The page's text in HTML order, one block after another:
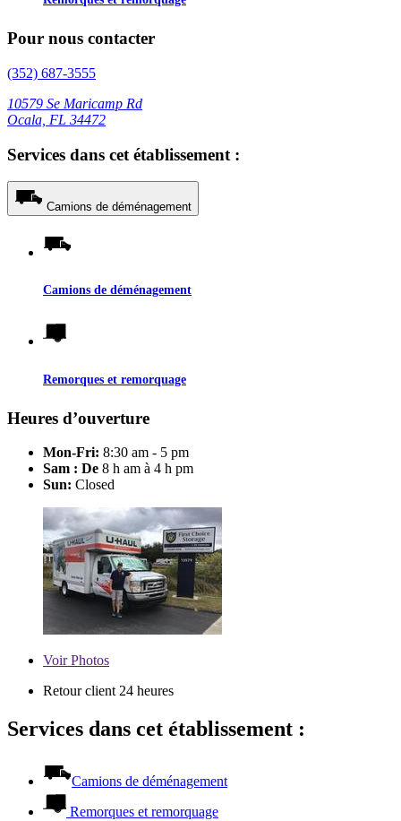
Pour nous contacter
(352) 687-3555
10579 Se Maricamp Rd
Ocala, FL 34472
Services dans cet établissement :
Camions de déménagement
Camions de déménagement
Remorques et remorquage
Heures d’ouverture
Mon-Fri: 8:30 am - 5 pm
Sam : De 8 h am à 4 h pm
Sun: Closed
VoirPhotos
Retour client 24 heures
Services dans cet établissement :
Camions de déménagement
Remorques et remorquage